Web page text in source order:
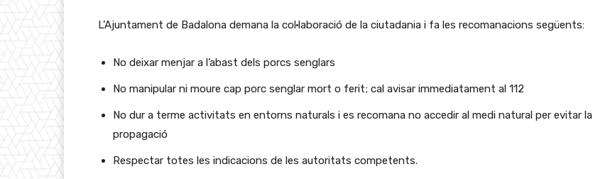
L’Ajuntament de Badalona demana la col·laboració de la ciutadania i fa les recomanacions següents:
No deixar menjar a l’abast dels porcs senglars
No manipular ni moure cap porc senglar mort o ferit; cal avisar immediatament al 112
No dur a terme activitats en entorns naturals i es recomana no accedir al medi natural per evitar la
propagació
Respectar totes les indicacions de les autoritats competents.